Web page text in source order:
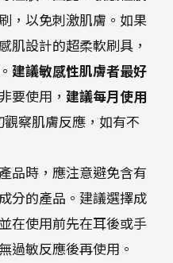
，以免刺激肌膚。如果
肌設計的超柔軟刷具，
建議敏感性肌膚者最好
要使用， 建議每月使用
觀察肌膚反應，如有不
品時，應注意避免含有
分的產品。建議選擇成
在使用前先在耳後或手
過敏反應後再使用。